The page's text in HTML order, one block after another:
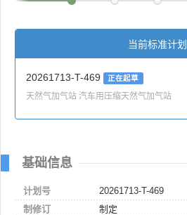
当前标准计划
20261713-T-469 正在起草
天然气加气站 汽车用压缩天然气加气站
基础信息
计划号
20261713-T-469
制修订
制定